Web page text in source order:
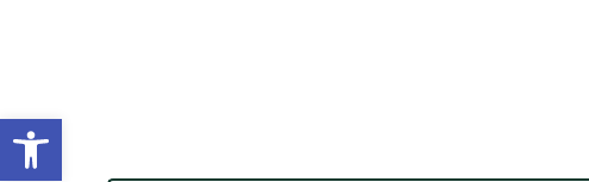
Vis verktøylinjen